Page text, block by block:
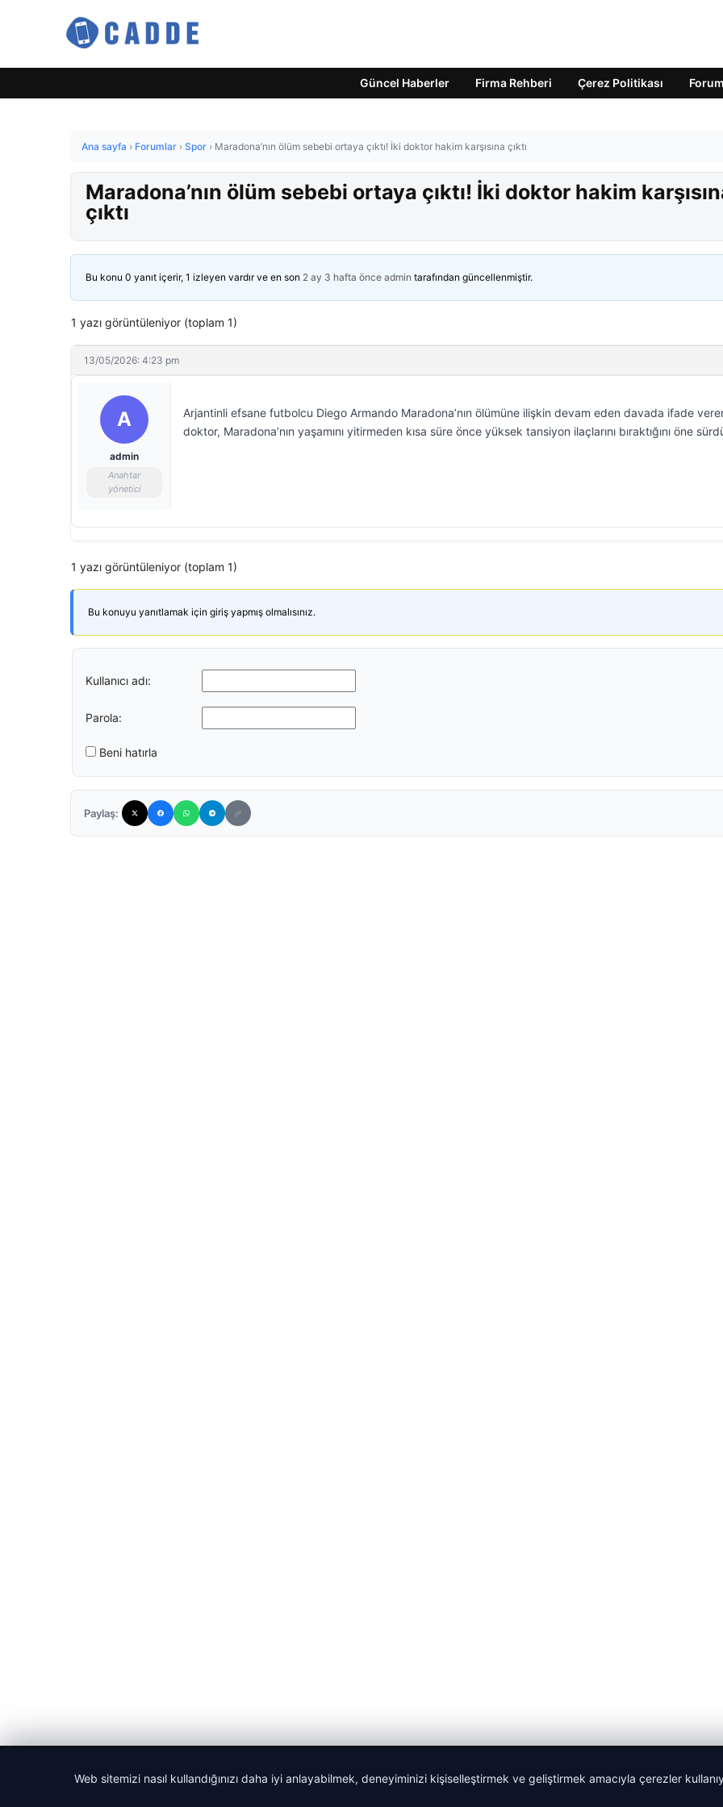
Güncel Haberler Firma Rehberi Çerez Politikası Forum
Ana sayfa › Forumlar › Spor › Maradona’nın ölüm sebebi ortaya çıktı! İki doktor hakim karşısına çıktı
Maradona’nın ölüm sebebi ortaya çıktı! İki doktor hakim
çıktı
Bu konu 0 yanıt içerir, 1 izleyen vardır ve en son 2 ay 3 hafta önce admin tarafından güncellenmiştir.
1 yazı görüntüleniyor (toplam 1)
13/05/2026: 4:23 pm
A
admin
Anahtar
yönetici
Arjantinli efsane futbolcu Diego Armando Maradona’nın ölümüne ilişkin devam eden davada ifade
doktor, Maradona’nın yaşamını yitirmeden kısa süre önce yüksek tansiyon ilaçlarını bıraktığını öne
1 yazı görüntüleniyor (toplam 1)
Bu konuyu yanıtlamak için giriş yapmış olmalısınız.
Kullanıcı adı:
Parola:
Beni hatırla
Paylaş:
Web sitemizi nasıl kullandığınızı daha iyi anlayabilmek, deneyiminizi kişiselleştirmek ve geliştirmek amacıyla çerezler